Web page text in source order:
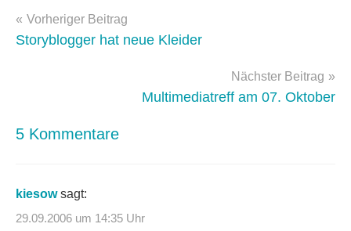
web
2.0
Beitragsnavigation
Vorheriger Beitrag
Storyblogger hat neue Kleider
Nächster Beitrag
Multimediatreff am 07. Oktober
5 Kommentare
kiesow sagt:
29.09.2006 um 14:35 Uhr